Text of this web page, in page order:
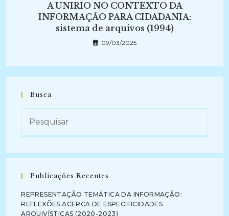
A UNIRIO NO CONTEXTO DA
INFORMAÇÃO PARA CIDADANIA:
sistema de arquivos (1994)
09/03/2025
Busca
Publicações Recentes
REPRESENTAÇÃO TEMÁTICA DA INFORMAÇÃO:
REFLEXÕES ACERCA DE ESPECIFICIDADES
ARQUIVÍSTICAS (2020-2023)